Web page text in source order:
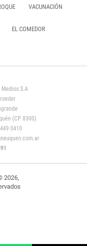
VACUNACIÓN
EL COMEDOR
S.A
(CP 8300)
0410
2026,